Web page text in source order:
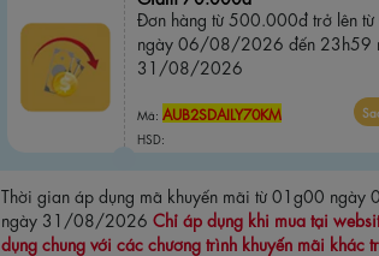
Đơn hàng từ 500.000đ trở lên
ngày 06/08/2026 đến 23h59
31/08/2026
Mã:AUB2SDAILY70KM
HSD:
Thời gian áp dụng mã khuyến mãi từ 01g00
ngày 31/08/2026 Chỉ áp dụng khi mua tại
dụng chung với các chương trình khuyến mãi khác